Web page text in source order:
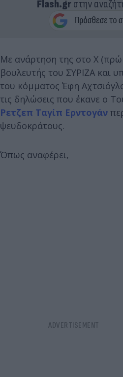
Flash.grστην
Με ανάρτηση της στο Χ
βουλευτής του ΣΥΡΙΖΑ και
του κόμματος Έφη
τις δηλώσεις που έκανε ο
Ρετζεπ Ταγίπ Ερντογάν
ψευδοκράτους.
Όπως αναφέρει,